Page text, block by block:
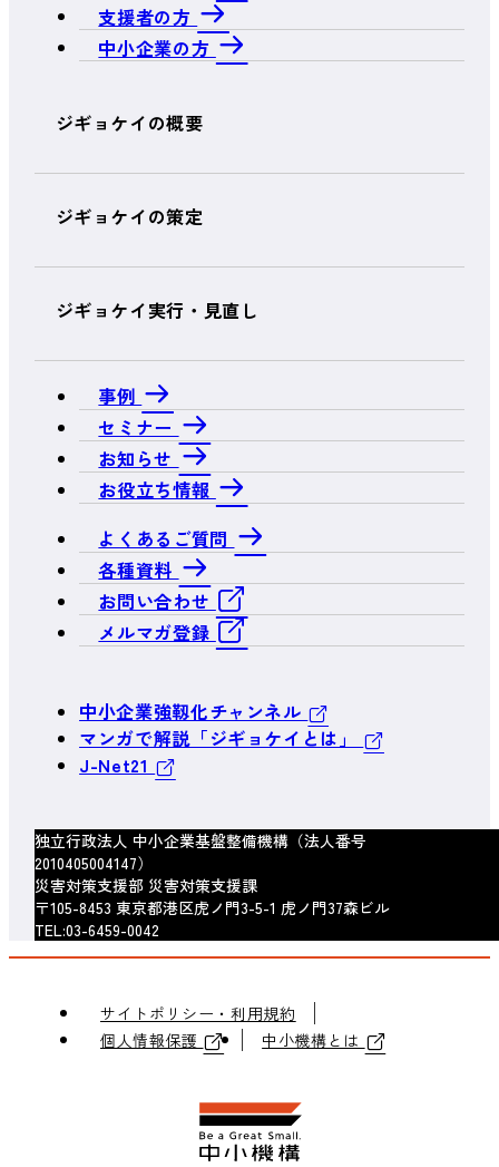
支援者の方
中小企業の方
ジギョケイの概要
ジギョケイの策定
ジギョケイ実行・見直し
事例
セミナー
お知らせ
お役立ち情報
よくあるご質問
各種資料
お問い合わせ
メルマガ登録
中小企業強靱化チャンネル
マンガで解説「ジギョケイとは」
J-Net21
独立行政法人 中小企業基盤整備機構（法人番号
2010405004147）
災害対策支援部 災害対策支援課
〒105-8453 東京都港区虎ノ門3-5-1 虎ノ門37森ビル
TEL:03-6459-0042
サイトポリシー・利用規約
個人情報保護
中小機構とは